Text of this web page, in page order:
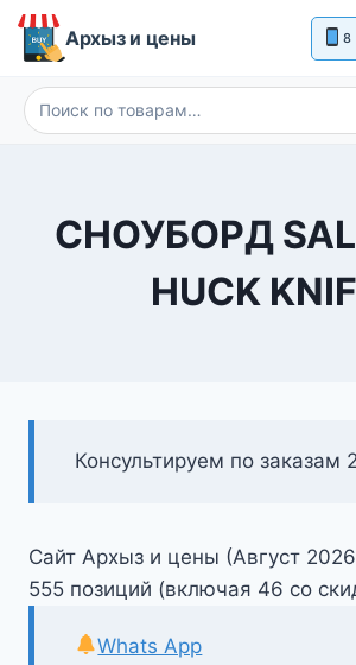
Перейти
Архыз и цены 8
Искать:
СНОУБОРД
HUCK
Консультируем по заказам
Сайт Архыз и цены (Август
555 позиций (включая 46 со
Whats App